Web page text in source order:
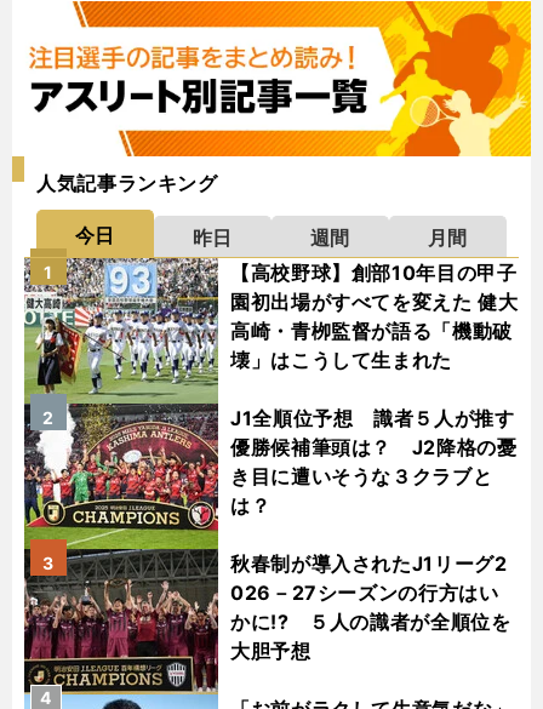
人気記事ランキング
今日 昨日 週間
月間
【高校野球】創部10年目の甲子
園初出場がすべてを変えた 健大
高崎・青栁監督が語る「機動破
壊」はこうして生まれた
1
J1全順位予想 識者５人が推す
優勝候補筆頭は？ J2降格の憂
き目に遭いそうな３クラブと
は？
2
秋春制が導入されたJ1リーグ2
026－27シーズンの行方はい
かに!? ５人の識者が全順位を
大胆予想
3
4